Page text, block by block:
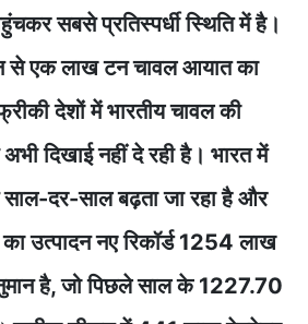
सबसे प्रतिस्पर्धी स्थिति में है।
से एक लाख टन चावल आयात का
देशों में भारतीय चावल की
दिखाई नहीं दे रही है। भारत में
साल-दर-साल बढ़ता जा रहा है और
उत्पादन नए रिकॉर्ड 1254 लाख
है, जो पिछले साल के 1227.70